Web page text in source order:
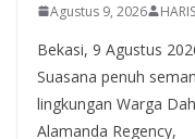
Agustus 9, 2026 HARIS
Bekasi, 9 Agustus
Suasana penuh
lingkungan Warga
Alamanda Regency,